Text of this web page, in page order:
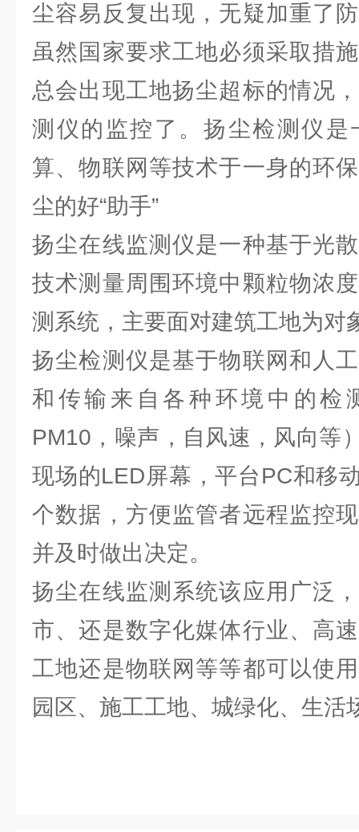
尘容易反复出现，无疑加重了
虽然国家要求工地必须采取措
总会出现工地扬尘超标的情况
测仪的监控了。扬尘检测仪是
算、物联网等技术于一身的环
尘的好“助手”
扬尘在线监测仪是一种基于光
技术测量周围环境中颗粒物浓
测系统，主要面对建筑工地为对
扬尘检测仪是基于物联网和人
和传输来自各种环境中的检
PM10，噪声，自风速，风向等
现场的LED屏幕，平台PC和移
个数据，方便监管者远程监控
并及时做出决定。
扬尘在线监测系统该应用广泛
市、还是数字化媒体行业、高
工地还是物联网等等都可以使
园区、施工工地、城绿化、生活